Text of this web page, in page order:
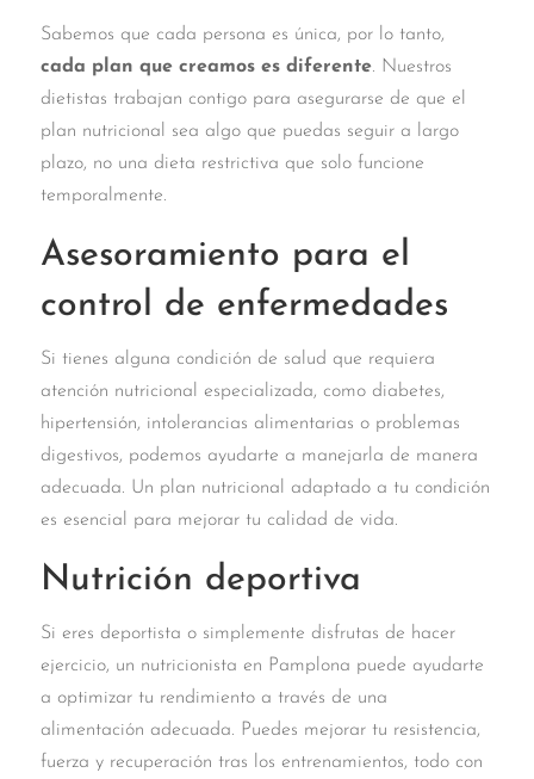
Sabemos que cada persona es única, por lo tanto,
cada plan que creamos es diferente. Nuestros
dietistas trabajan contigo para asegurarse de que el
plan nutricional sea algo que puedas seguir a largo
plazo, no una dieta restrictiva que solo funcione
temporalmente.
Asesoramiento para el
control de enfermedades
Si tienes alguna condición de salud que requiera
atención nutricional especializada, como diabetes,
hipertensión, intolerancias alimentarias o problemas
digestivos, podemos ayudarte a manejarla de manera
adecuada. Un plan nutricional adaptado a tu condición
es esencial para mejorar tu calidad de vida.
Nutrición deportiva
Si eres deportista o simplemente disfrutas de hacer
ejercicio, un nutricionista en Pamplona puede ayudarte
a optimizar tu rendimiento a través de una
alimentación adecuada. Puedes mejorar tu resistencia,
fuerza y recuperación tras los entrenamientos, todo con